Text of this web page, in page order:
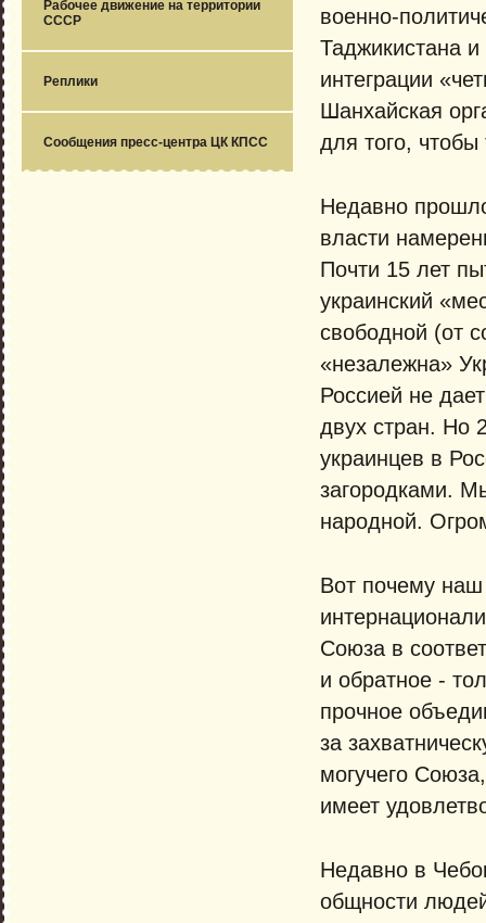
Рабочее движение на территории
СССР
Реплики
Сообщения пресс-центра ЦК КПСС
военно-
Таджикистана
интеграции
Шанхайская
для того, чтобы
Недавно
власти
Почти 15 лет
украинский
свободной (от
«незалежна»
Россией не
двух стран. Но
украинцев в
загородками.
народной.
Вот почему наш
Союза в
и обратное -
прочное
за
могучего
имеет
Недавно в
общности